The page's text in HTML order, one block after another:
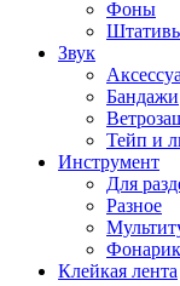
Фоны
Звук
Бандажи
Тейп и
Инструмент
Для
Разное
Клейкая лента